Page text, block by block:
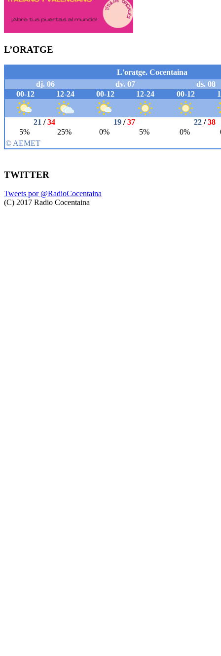
L’ORATGE
TWITTER
Tweets por @RadioCocentaina
(C) 2017 Radio Cocentaina